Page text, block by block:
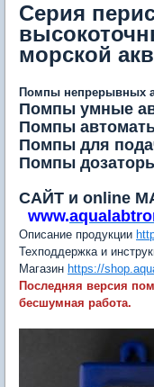
Серия
морской
Помпы непрерывных
Помпы умные
Помпы
Помпы для
Помпы
САЙТ и online
www.
Описание продукции
Техподдержка и
Магазин https://
Последняя версия
бесшумная работа.